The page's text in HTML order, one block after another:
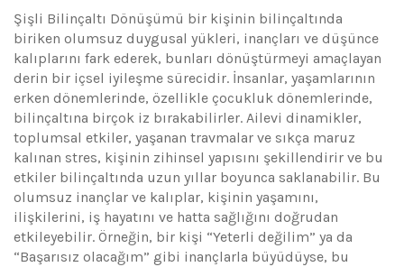
Şişli Bilinçaltı Dönüşümü bir kişinin bilinçaltında
biriken olumsuz duygusal yükleri, inançları ve düşünce
kalıplarını fark ederek, bunları dönüştürmeyi amaçlayan
derin bir içsel iyileşme sürecidir. İnsanlar, yaşamlarının
erken dönemlerinde, özellikle çocukluk dönemlerinde,
bilinçaltına birçok iz bırakabilirler. Ailevi dinamikler,
toplumsal etkiler, yaşanan travmalar ve sıkça maruz
kalınan stres, kişinin zihinsel yapısını şekillendirir ve bu
etkiler bilinçaltında uzun yıllar boyunca saklanabilir. Bu
olumsuz inançlar ve kalıplar, kişinin yaşamını,
ilişkilerini, iş hayatını ve hatta sağlığını doğrudan
etkileyebilir. Örneğin, bir kişi “Yeterli değilim” ya da
“Başarısız olacağım” gibi inançlarla büyüdüyse, bu